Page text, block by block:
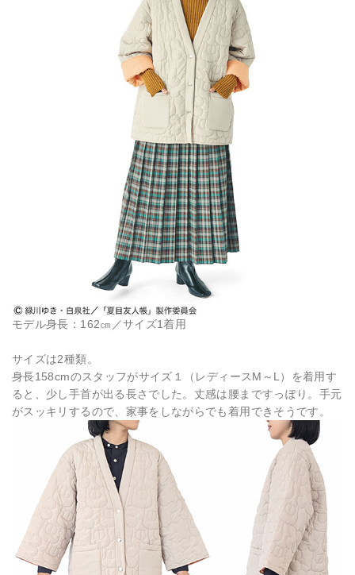
モデル身長：162㎝／サイズ1着用
サイズは2種類。
身長158cmのスタッフがサイズ１（レディースM～L）を着用す
ると、少し手首が出る長さでした。丈感は腰まですっぽり。手元
がスッキリするので、家事をしながらでも着用できそうです。